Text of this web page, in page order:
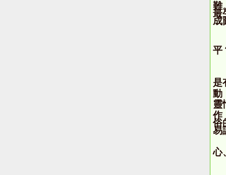
難
最
成
平
是
動
靈
作
俗
易
心